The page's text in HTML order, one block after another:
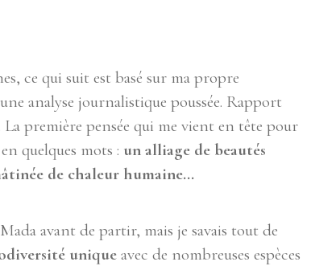
ce qui suit est basé sur ma propre
analyse journalistique poussée. Rapport
première pensée qui me vient en tête pour
quelques mots : un alliage de beautés
de chaleur humaine…
avant de partir, mais je savais tout de
uniqueavec de nombreuses espèces